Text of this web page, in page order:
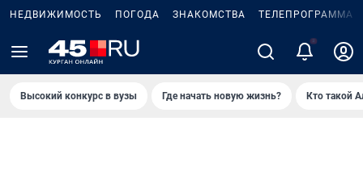
НЕДВИЖИМОСТЬ ПОГОДА ЗНАКОМСТВА ТЕЛЕПРОГРАММА
Высокий конкурс в вузы Где начать новую жизнь? Кто такой